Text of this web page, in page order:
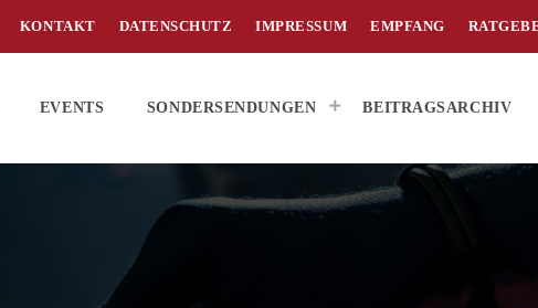
KONTAKT DATENSCHUTZ IMPRESSUM EMPFANG
EVENTS SONDERSENDUNGEN BEITRAGSARCHIV